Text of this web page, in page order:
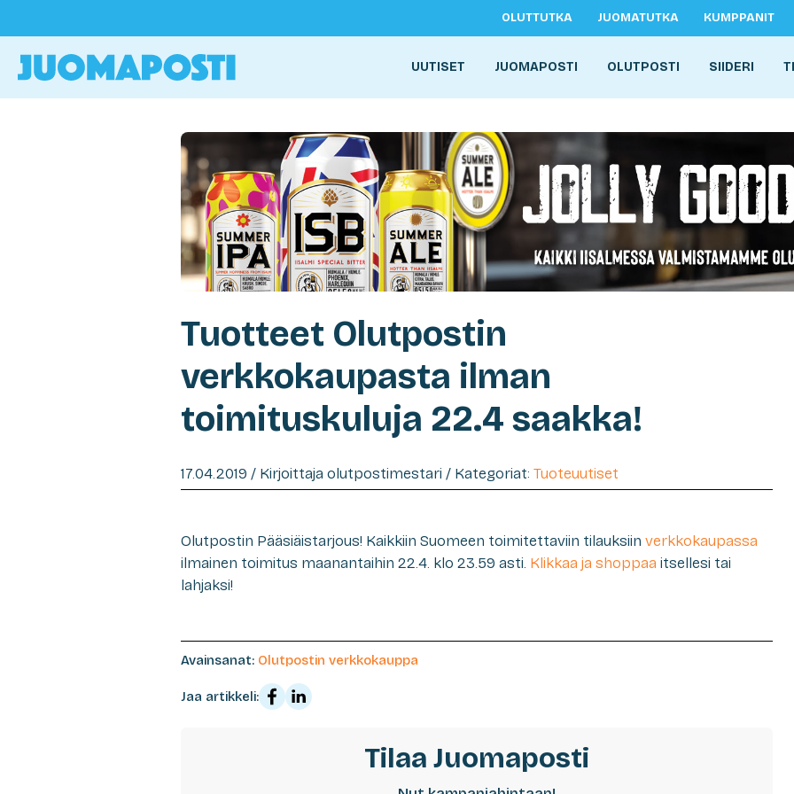
OLUTTUTKA JUOMATUTKA KUMPPANIT
UUTISET JUOMAPOSTI OLUTPOSTI SIIDERI
Tuotteet Olutpostin
verkkokaupasta ilman
toimituskuluja 22.4 saakka!
17.04.2019 / Kirjoittaja olutpostimestari / Kategoriat: Tuoteuutiset
Olutpostin Pääsiäistarjous! Kaikkiin Suomeen toimitettaviin tilauksiin verkkokaupassa
ilmainen toimitus maanantaihin 22.4. klo 23.59 asti. Klikkaa ja shoppaa itsellesi tai
lahjaksi!
Avainsanat: Olutpostin verkkokauppa
Jaa artikkeli:
Tilaa Juomaposti